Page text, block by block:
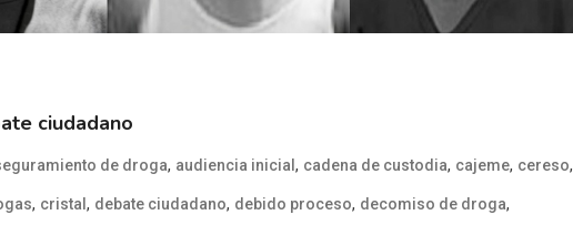
ciudadano
de droga, audiencia inicial , cadena de custodia, cajeme, cereso,
, cristal , debate ciudadano, debido proceso, decomiso de droga,